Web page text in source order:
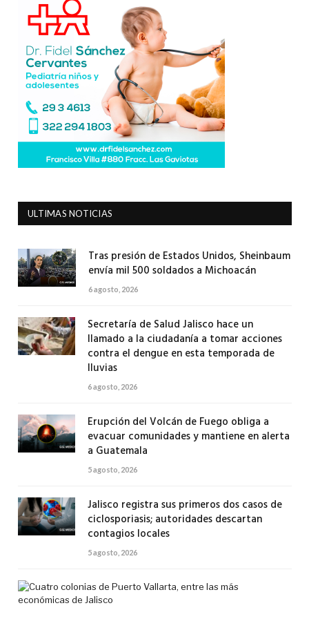
ULTIMAS NOTICIAS
Tras presión de Estados Unidos, Sheinbaum
envía mil 500 soldados a Michoacán
6 agosto, 2026
Secretaría de Salud Jalisco hace un
llamado a la ciudadanía a tomar acciones
contra el dengue en esta temporada de
lluvias
6 agosto, 2026
Erupción del Volcán de Fuego obliga a
evacuar comunidades y mantiene en alerta
a Guatemala
5 agosto, 2026
Jalisco registra sus primeros dos casos de
ciclosporiasis; autoridades descartan
contagios locales
5 agosto, 2026